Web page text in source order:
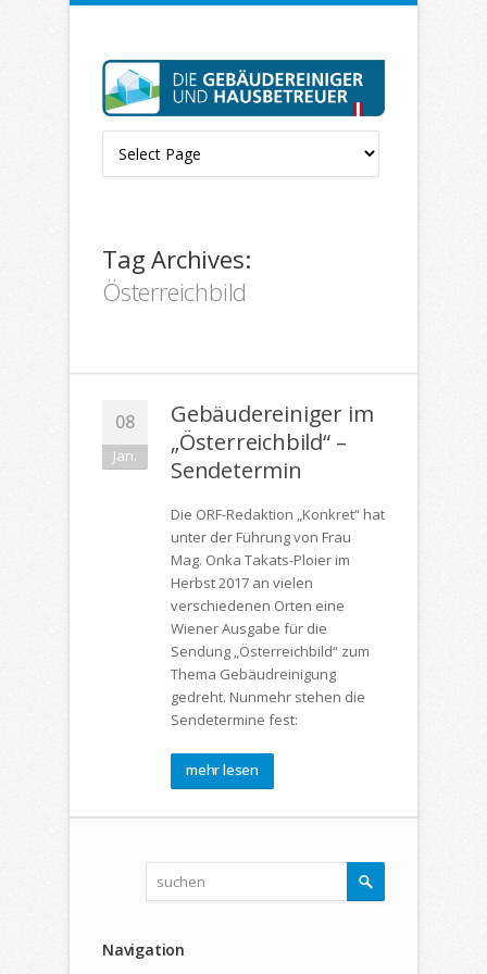
Tag Archives:
Österreichbild
08
Jan.
Gebäudereiniger im
„Österreichbild“ –
Sendetermin
Die ORF-Redaktion „Konkret“ hat
unter der Führung von Frau
Mag. Onka Takats-Ploier im
Herbst 2017 an vielen
verschiedenen Orten eine
Wiener Ausgabe für die
Sendung „Österreichbild“ zum
Thema Gebäudreinigung
gedreht. Nunmehr stehen die
Sendetermine fest:
mehr lesen
Navigation